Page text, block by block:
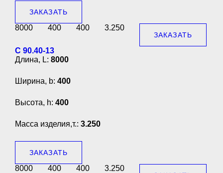
ЗАКАЗАТЬ
8000 400 400 3.250
ЗАКАЗАТЬ
С 90.40-13
Длина, L: 8000
Ширина, b: 400
Высота, h: 400
Масса изделия,т.: 3.250
ЗАКАЗАТЬ
8000 400 400 3.250